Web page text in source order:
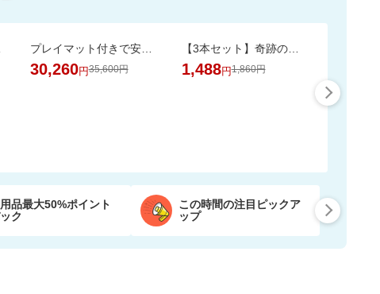
プレイマット付きで安心・快適な遊び空間
30,260円35,600円
【3本セット】奇跡の歯ブラシ 正規品 / CMで話題 / 独自のピラミッド構造
1,488円1,860円
用品最大50%ポイント
ク
この時間の注目ピックア
ップ